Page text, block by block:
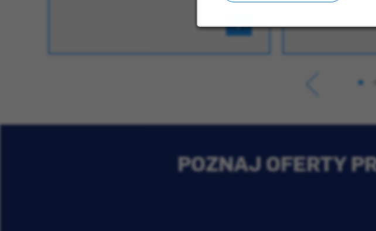
POZNAJ OFERTY